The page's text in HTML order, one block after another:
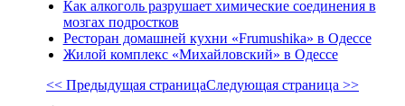
Как алкоголь разрушает химические соединения в
мозгах подростков
Ресторан домашней кухни «Frumushika» в Одессе
Жилой комплекс «Михайловский» в Одессе
<< Предыдущая страницаСледующая страница >>